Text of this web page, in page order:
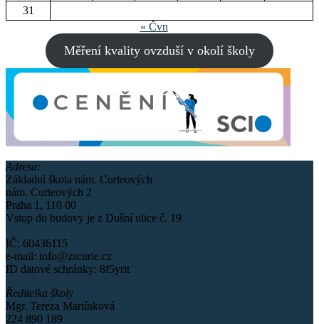
31
« Čvn
Měření kvality ovzduší v okolí školy
Adresa:
Základní škola nám. Curieových
nám. Curieových 2
Praha 1, 110 00
Vstup do budovy je z Dušní ulice č. 19
IČ: 60436115
e-mail: info@zscurie.cz
ID datové schránky: 8f5yrit
Ředitelka školy
Mgr. Tereza Martínková
224 890 189